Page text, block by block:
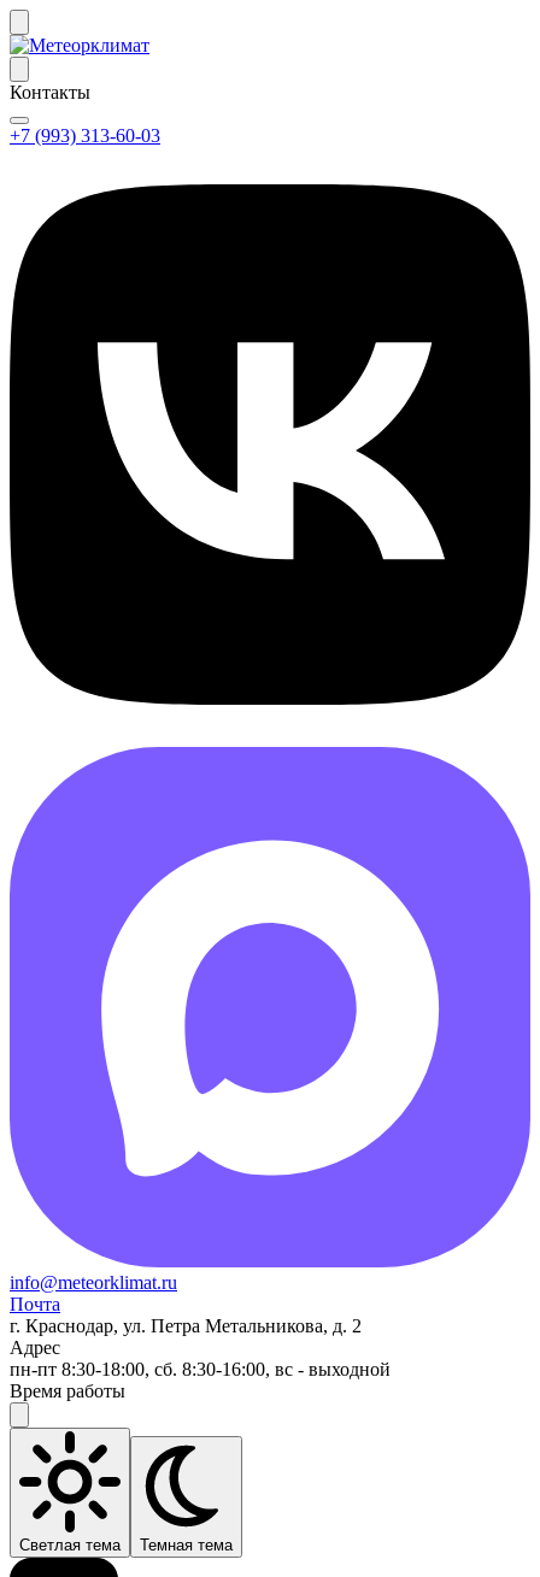
Контакты
+7 (993) 313-60-03
info@meteorklimat.ru
Почта
г. Краснодар, ул. Петра Метальникова, д. 2
Адрес
пн-пт 8:30-18:00, сб. 8:30-16:00, вс - выходной
Время работы
Светлая тема Темная тема